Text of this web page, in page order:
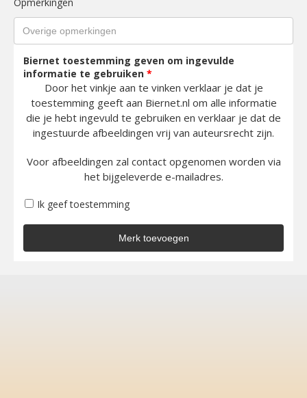
Biernet toestemming geven om ingevulde
informatie te gebruiken *
Door het vinkje aan te vinken verklaar je dat je
toestemming geeft aan Biernet.nl om alle informatie
die je hebt ingevuld te gebruiken en verklaar je dat de
ingestuurde afbeeldingen vrij van auteursrecht zijn.
Voor afbeeldingen zal contact opgenomen worden via
het bijgeleverde e-mailadres.
Ik geef toestemming